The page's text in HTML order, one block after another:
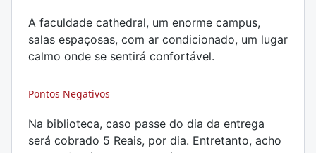
A faculdade cathedral, um enorme campus,
salas espaçosas, com ar condicionado, um lugar
calmo onde se sentirá confortável.
Pontos Negativos
Na biblioteca, caso passe do dia da entrega
será cobrado 5 Reais, por dia. Entretanto, acho